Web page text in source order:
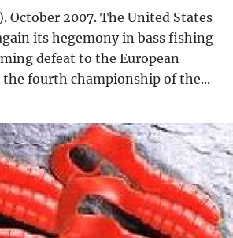
October 2007. The United States
its hegemony in bass fishing
defeat to the European
fourth championship of the...